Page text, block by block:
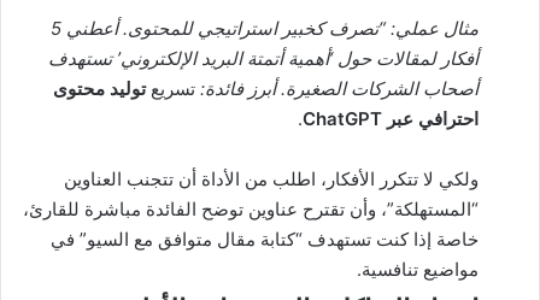
مثال عملي: “تصرف كخبير استراتيجي للمحتوى. أعطني 5
أفكار لمقالات حول ‘أهمية أتمتة البريد الإلكتروني’ تستهدف
أصحاب الشركات الصغيرة. أبرز فائدة: تسريعتوليد محتوى
احترافي عبر ChatGPT
.
ولكي لا تتكرر الأفكار، اطلب من الأداة أن تتجنب العناوين
“المستهلكة”، وأن تقترح عناوين توضح الفائدة مباشرة للقارئ،
خاصة إذا كنت تستهدف “كتابة مقال متوافق مع السيو” في
مواضيع تنافسية.